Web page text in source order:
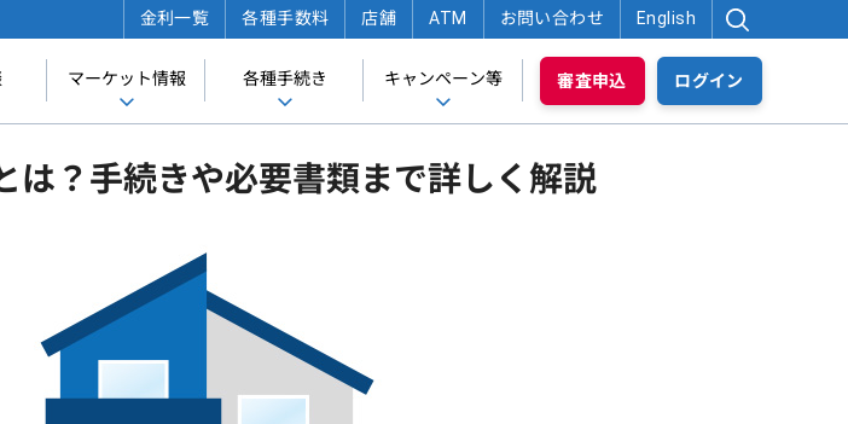
マーケット情報 各種手続き キャンペーン等 審査申込 ログイン
金利一覧 各種手数料 店舗 ATM お問い合わせ English
は？手続きや必要書類まで詳しく解説